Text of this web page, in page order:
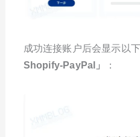
成功连接账户后会显示以
Shopify-PayPal 」 ：